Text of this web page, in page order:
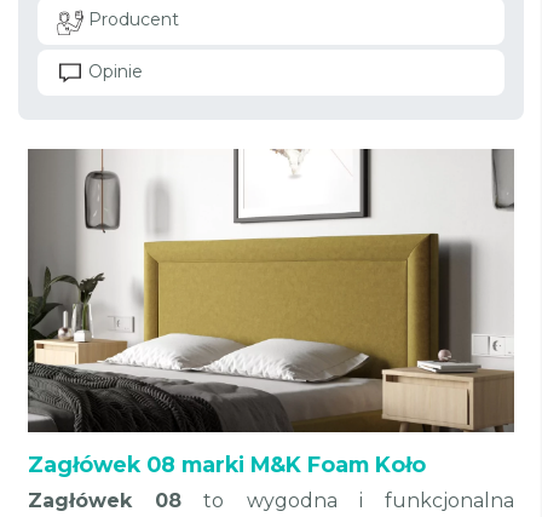
Producent
Opinie
Zagłówek 08 marki M&K Foam Koło
Zagłówek 08 to wygodna i funkcjonalna